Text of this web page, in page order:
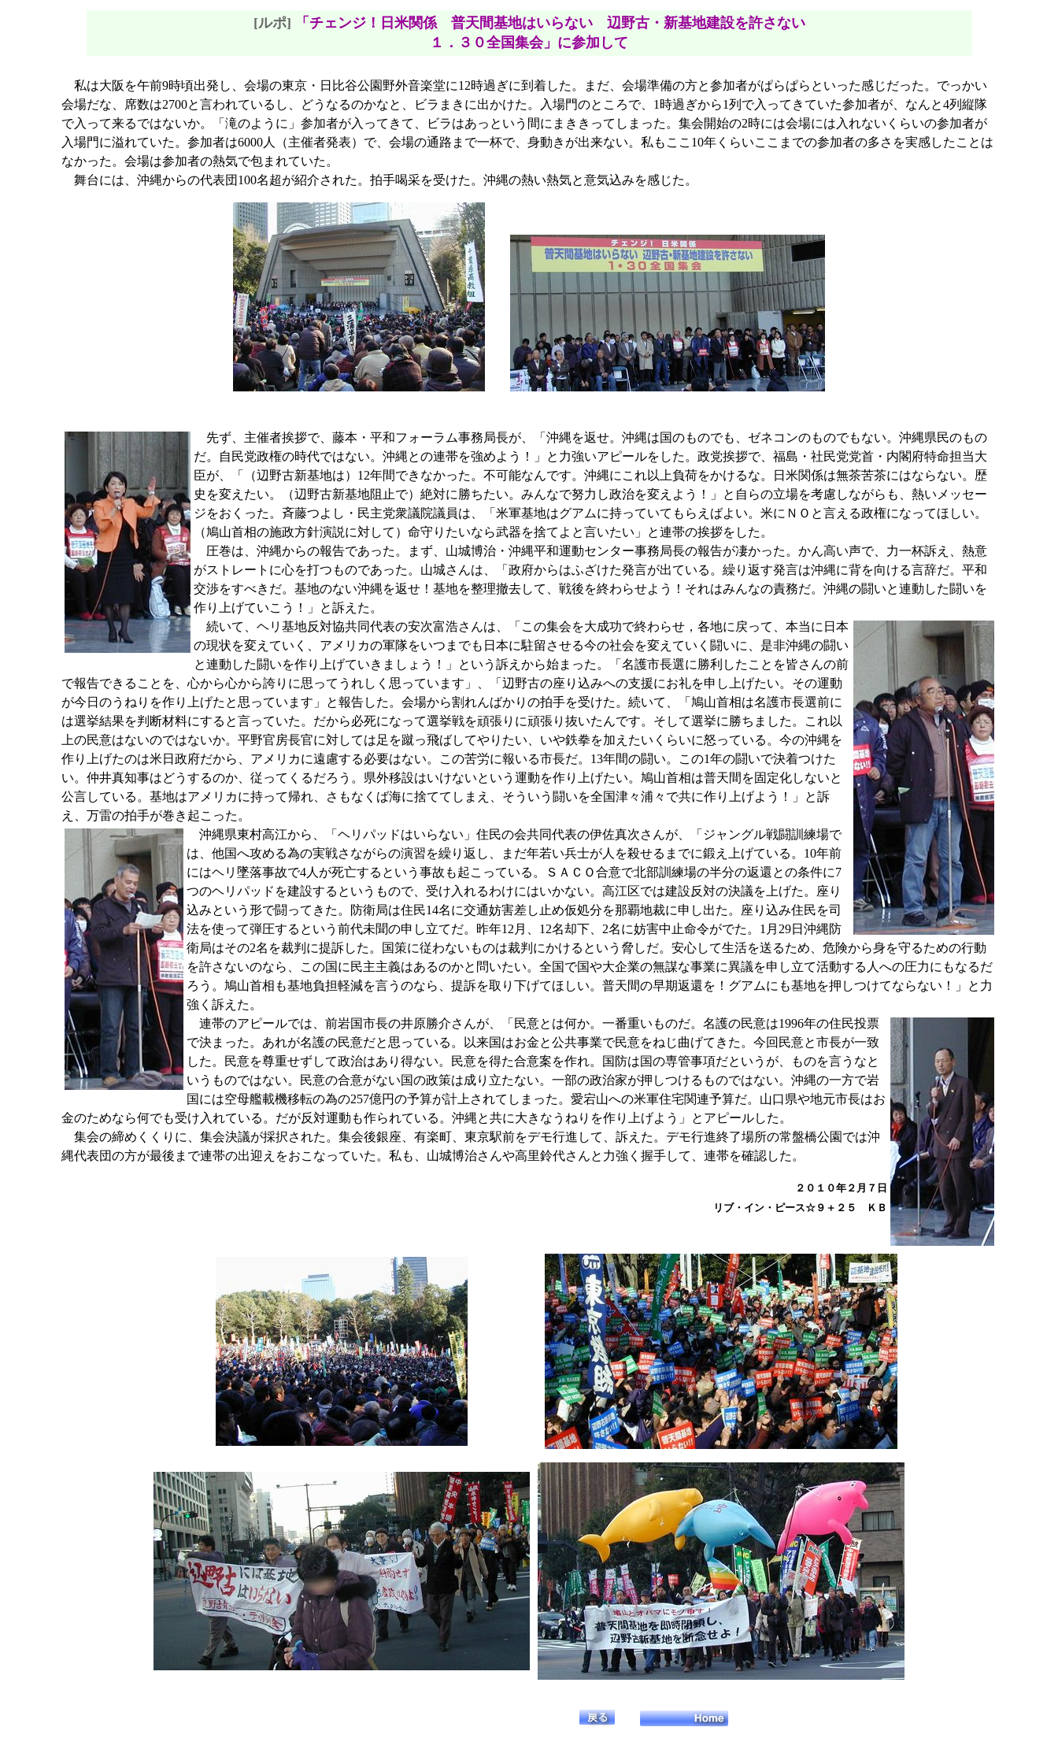
[ルポ] 「チェンジ！日米関係 普天間基地はいらない 辺野古・新基地建設を許さない
１．３０全国集会」に参加して
私は大阪を午前9時頃出発し、会場の東京・日比谷公園野外音楽堂に12時過ぎに到着した。まだ、会場準備の方と参加者がぱらぱらといった感じだった。でっかい
会場だな、席数は2700と言われているし、どうなるのかなと、ビラまきに出かけた。入場門のところで、1時過ぎから1列で入ってきていた参加者が、なんと4列縦隊
で入って来るではないか。「滝のように」参加者が入ってきて、ビラはあっという間にまききってしまった。集会開始の2時には会場には入れないくらいの参加者が
入場門に溢れていた。参加者は6000人（主催者発表）で、会場の通路まで一杯で、身動きが出来ない。私もここ10年くらいここまでの参加者の多さを実感したことは
なかった。会場は参加者の熱気で包まれていた。
舞台には、沖縄からの代表団100名超が紹介された。拍手喝采を受けた。沖縄の熱い熱気と意気込みを感じた。
先ず、主催者挨拶で、藤本・平和フォーラム事務局長が、「沖縄を返せ。沖縄は国のものでも、ゼネコンのものでもない。沖縄県民のもの
だ。自民党政権の時代ではない。沖縄との連帯を強めよう！」と力強いアピールをした。政党挨拶で、福島・社民党党首・内閣府特命担当大
臣が、「（辺野古新基地は）12年間できなかった。不可能なんです。沖縄にこれ以上負荷をかけるな。日米関係は無茶苦茶にはならない。歴
史を変えたい。（辺野古新基地阻止で）絶対に勝ちたい。みんなで努力し政治を変えよう！」と自らの立場を考慮しながらも、熱いメッセー
ジをおくった。斉藤つよし・民主党衆議院議員は、「米軍基地はグアムに持っていてもらえばよい。米にＮＯと言える政権になってほしい。
（鳩山首相の施政方針演説に対して）命守りたいなら武器を捨てよと言いたい」と連帯の挨拶をした。
圧巻は、沖縄からの報告であった。まず、山城博治・沖縄平和運動センター事務局長の報告が凄かった。かん高い声で、力一杯訴え、熱意
がストレートに心を打つものであった。山城さんは、「政府からはふざけた発言が出ている。繰り返す発言は沖縄に背を向ける言辞だ。平和
交渉をすべきだ。基地のない沖縄を返せ！基地を整理撤去して、戦後を終わらせよう！それはみんなの責務だ。沖縄の闘いと連動した闘いを
作り上げていこう！」と訴えた。
続いて、ヘリ基地反対協共同代表の安次富浩さんは、「この集会を大成功で終わらせ，各地に戻って、本当に日本
の現状を変えていく、アメリカの軍隊をいつまでも日本に駐留させる今の社会を変えていく闘いに、是非沖縄の闘い
と連動した闘いを作り上げていきましょう！」という訴えから始まった。「名護市長選に勝利したことを皆さんの前
で報告できることを、心から心から誇りに思ってうれしく思っています」、「辺野古の座り込みへの支援にお礼を申し上げたい。その運動
が今日のうねりを作り上げたと思っています」と報告した。会場から割れんばかりの拍手を受けた。続いて、「鳩山首相は名護市長選前に
は選挙結果を判断材料にすると言っていた。だから必死になって選挙戦を頑張りに頑張り抜いたんです。そして選挙に勝ちました。これ以
上の民意はないのではないか。平野官房長官に対しては足を蹴っ飛ばしてやりたい、いや鉄拳を加えたいくらいに怒っている。今の沖縄を
作り上げたのは米日政府だから、アメリカに遠慮する必要はない。この苦労に報いる市長だ。13年間の闘い。この1年の闘いで決着つけた
い。仲井真知事はどうするのか、従ってくるだろう。県外移設はいけないという運動を作り上げたい。鳩山首相は普天間を固定化しないと
公言している。基地はアメリカに持って帰れ、さもなくば海に捨ててしまえ、そういう闘いを全国津々浦々で共に作り上げよう！」と訴
え、万雷の拍手が巻き起こった。
沖縄県東村高江から、「ヘリパッドはいらない」住民の会共同代表の伊佐真次さんが、「ジャングル戦闘訓練場で
は、他国へ攻める為の実戦さながらの演習を繰り返し、まだ年若い兵士が人を殺せるまでに鍛え上げている。10年前
にはヘリ墜落事故で4人が死亡するという事故も起こっている。ＳＡＣＯ合意で北部訓練場の半分の返還との条件に7
つのヘリパッドを建設するというもので、受け入れるわけにはいかない。高江区では建設反対の決議を上げた。座り
込みという形で闘ってきた。防衛局は住民14名に交通妨害差し止め仮処分を那覇地裁に申し出た。座り込み住民を司
法を使って弾圧するという前代未聞の申し立てだ。昨年12月、12名却下、2名に妨害中止命令がでた。1月29日沖縄防
衛局はその2名を裁判に提訴した。国策に従わないものは裁判にかけるという脅しだ。安心して生活を送るため、危険から身を守るための行動
を許さないのなら、この国に民主主義はあるのかと問いたい。全国で国や大企業の無謀な事業に異議を申し立て活動する人への圧力にもなるだ
ろう。鳩山首相も基地負担軽減を言うのなら、提訴を取り下げてほしい。普天間の早期返還を！グアムにも基地を押しつけてならない！」と力
強く訴えた。
連帯のアピールでは、前岩国市長の井原勝介さんが、「民意とは何か。一番重いものだ。名護の民意は1996年の住民投票
で決まった。あれが名護の民意だと思っている。以来国はお金と公共事業で民意をねじ曲げてきた。今回民意と市長が一致
した。民意を尊重せずして政治はあり得ない。民意を得た合意案を作れ。国防は国の専管事項だというが、ものを言うなと
いうものではない。民意の合意がない国の政策は成り立たない。一部の政治家が押しつけるものではない。沖縄の一方で岩
国には空母艦載機移転の為の257億円の予算が計上されてしまった。愛宕山への米軍住宅関連予算だ。山口県や地元市長はお
金のためなら何でも受け入れている。だが反対運動も作られている。沖縄と共に大きなうねりを作り上げよう」とアピールした。
集会の締めくくりに、集会決議が採択された。集会後銀座、有楽町、東京駅前をデモ行進して、訴えた。デモ行進終了場所の常盤橋公園では沖
縄代表団の方が最後まで連帯の出迎えをおこなっていた。私も、山城博治さんや高里鈴代さんと力強く握手して、連帯を確認した。
２０１０年２月７日
リブ・イン・ピース☆９＋２５ ＫＢ